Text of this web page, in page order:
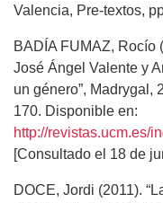
Valencia, Pre-textos,
BADÍA FUMAZ, Rocío
José Ángel Valente y
un género”, Madrygal,
170. Disponible en:
http://revistas.ucm.es/
[Consultado el 18 de
DOCE, Jordi (2011).